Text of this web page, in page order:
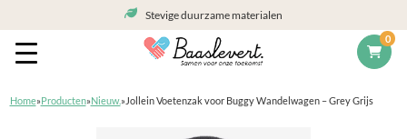
0
Stevige duurzame materialen
Home»Producten»Nieuw.»Jollein Voetenzak voor Buggy Wandelwagen – Grey Grijs